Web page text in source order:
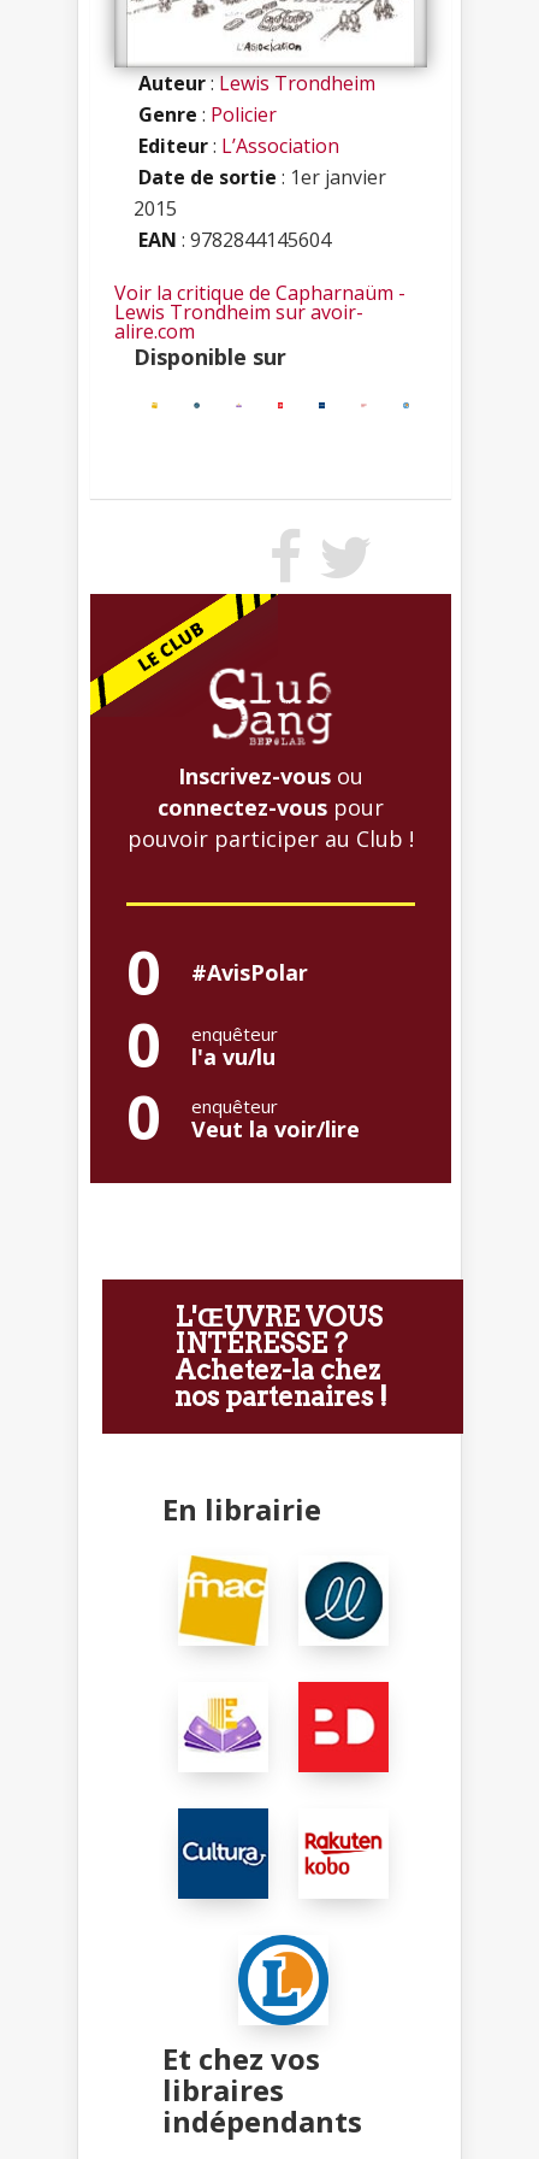
Auteur:Lewis Trondheim
Genre : Policier
Editeur: L’Association
Date de sortie : 1er janvier
2015
EAN : 9782844145604
Voir la critique de Capharnaüm -
Lewis Trondheim sur avoir-
alire.com
Disponible sur
Inscrivez-vous ou
connectez-vous pour
pouvoir participer au Club !
0 #AvisPolar
0 enquêteur
l'a vu/lu
0 enquêteur
Veut la voir/lire
L'ŒUVRE VOUS
INTÉRESSE ?
Achetez-la chez
nos partenaires !
En librairie
Et chez vos
libraires
indépendants